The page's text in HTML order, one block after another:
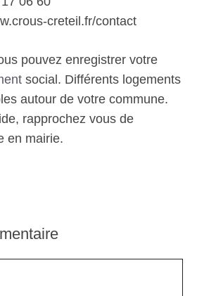
creteil.fr/contact
pouvez enregistrer votre
social. Différents logements
autour de votre commune.
rapprochez vous de
en mairie.